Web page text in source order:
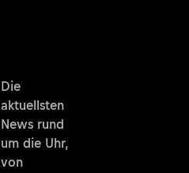
Die
aktuellsten
News rund
um die Uhr,
von